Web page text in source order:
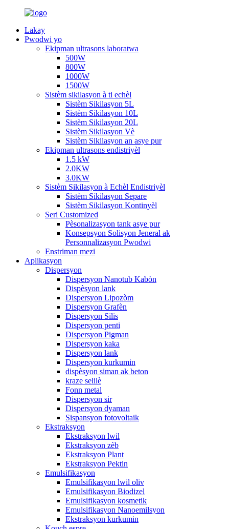
Lakay
Pwodwi yo
Ekipman ultrasons laboratwa
500W
800W
1000W
1500W
Sistèm sikilasyon à ti echèl
Sistèm Sikilasyon 5L
Sistèm Sikilasyon 10L
Sistèm Sikilasyon 20L
Sistèm Sikilasyon Vè
Sistèm Sikilasyon an asye pur
Ekipman ultrasons endistriyèl
1.5 kW
2.0KW
3.0KW
Sistèm Sikilasyon à Echèl Endistriyèl
Sistèm Sikilasyon Separe
Sistèm Sikilasyon Kontinyèl
Seri Customized
Pèsonalizasyon tank asye pur
Konsepsyon Solisyon Jeneral ak
Personnalizasyon Pwodwi
Enstriman mezi
Aplikasyon
Dispersyon
Dispersyon Nanotub Kabòn
Dispèsyon lank
Dispersyon Lipozòm
Dispersyon Grafèn
Dispersyon Silis
Dispersyon penti
Dispersyon Pigman
Dispersyon kaka
Dispersyon lank
Dispersyon kurkumin
dispèsyon siman ak beton
kraze selilè
Fonn metal
Dispersyon sir
Dispersyon dyaman
Sispansyon fotovoltaik
Ekstraksyon
Ekstraksyon lwil
Ekstraksyon zèb
Ekstraksyon Plant
Ekstraksyon Pektin
Emulsifikasyon
Emulsifikasyon lwil oliv
Emulsifikasyon Biodizel
Emulsifikasyon kosmetik
Emulsifikasyon Nanoemilsyon
Ekstraksyon kurkumin